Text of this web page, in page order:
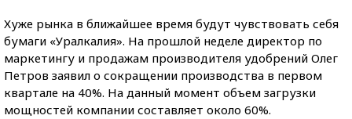
Хуже рынка в ближайшее время будут чувствовать себя
бумаги «Уралкалия». На прошлой неделе директор по
маркетингу и продажам производителя удобрений Олег
Петров заявил о сокращении производства в первом
квартале на 40%. На данный момент объем загрузки
мощностей компании составляет около 60%.